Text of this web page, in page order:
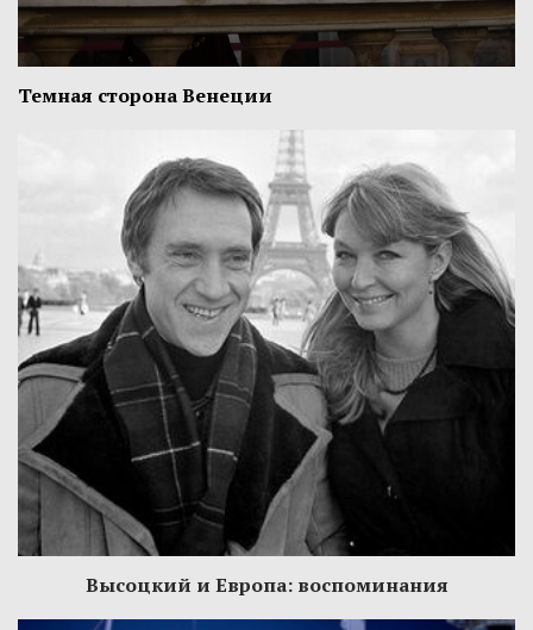
Темная сторона Венеции
Высоцкий и Европа: воспоминания